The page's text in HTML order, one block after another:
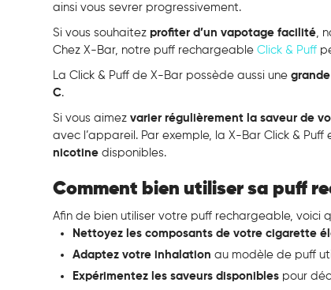
ainsi vous sevrer progressivement.
Si vous souhaitezprofiter d’un vapotage facilité ,
Chez X-Bar, notre puff rechargeableClick & Puff
La Click & Puff de X-Bar possède aussi une
C.
Si vous aimezvarier régulièrement la saveur de
avec l’appareil. Par exemple, la X-Bar Click &
nicotine disponibles.
Comment bien utiliser sa puff
Afin de bien utiliser votre puff rechargeable, voici
Nettoyez les composants de votre cigarette
Adaptez votre inhalationau modèle de puff
Expérimentez les saveurs disponibles pour